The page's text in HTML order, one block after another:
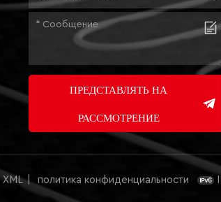
ПРЕДСТАВЛЯТЬ НА
РАССМОТРЕНИЕ
XML | политика конфиденциальности